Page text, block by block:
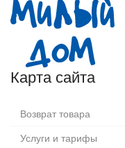
Карта сайта
Возврат товара
Услуги и тарифы